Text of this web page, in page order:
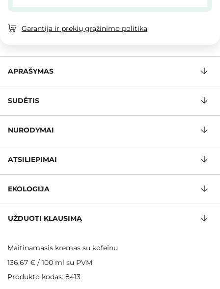
Garantija ir prekių grąžinimo politika
APRAŠYMAS
SUDĖTIS
NURODYMAI
ATSILIEPIMAI
EKOLOGIJA
UŽDUOTI KLAUSIMĄ
Maitinamasis kremas su kofeinu
136,67 € / 100 ml su PVM
Produkto kodas: 8413